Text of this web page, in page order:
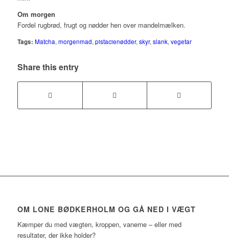
Om morgen
Fordel rugbrød, frugt og nødder hen over mandelmælken.
Tags: Matcha, morgenmad, pistacienødder, skyr, slank, vegetar
Share this entry
OM LONE BØDKERHOLM OG GÅ NED I VÆGT
Kæmper du med vægten, kroppen, vanerne – eller med
resultater, der ikke holder?